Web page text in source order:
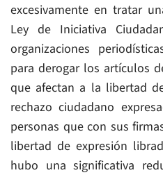
excesivamente en tratar
Ley de Iniciativa
organizaciones
para derogar los artículos
que afectan a la libertad
rechazo ciudadano
personas que con sus
libertad de expresión
hubo una significativa